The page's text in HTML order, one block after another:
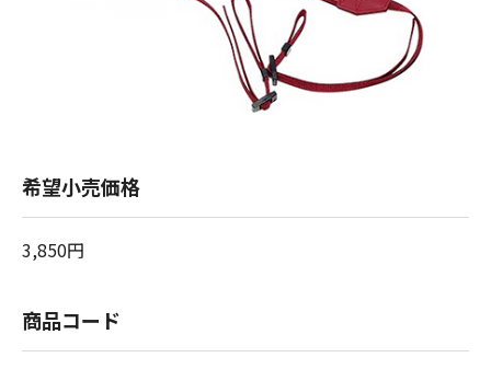
希望小売価格
3,850円
商品コード